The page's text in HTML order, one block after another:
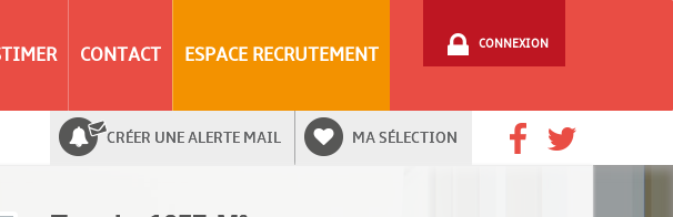
CONTACT ESPACE RECRUTEMENT
CONNEXION
CRÉER UNE ALERTE MAIL MA SÉLECTION